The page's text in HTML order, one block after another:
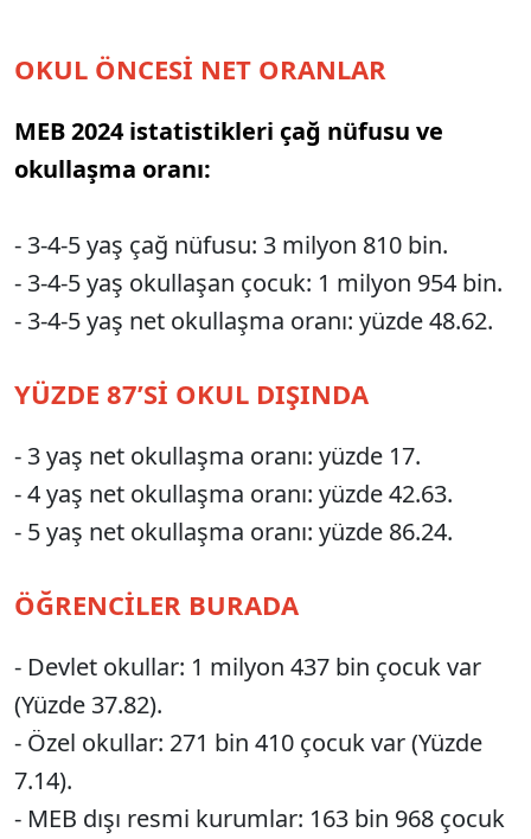
OKUL ÖNCESİ NET ORANLAR
MEB 2024 istatistikleri çağ nüfusu ve
okullaşma oranı:
- 3-4-5 yaş çağ nüfusu: 3 milyon 810 bin.
- 3-4-5 yaş okullaşan çocuk: 1 milyon 954 bin.
- 3-4-5 yaş net okullaşma oranı: yüzde 48.62.
YÜZDE 87’Sİ OKUL DIŞINDA
- 3 yaş net okullaşma oranı: yüzde 17.
- 4 yaş net okullaşma oranı: yüzde 42.63.
- 5 yaş net okullaşma oranı: yüzde 86.24.
ÖĞRENCİLER BURADA
- Devlet okullar: 1 milyon 437 bin çocuk var
(Yüzde 37.82).
- Özel okullar: 271 bin 410 çocuk var (Yüzde
7.14).
- MEB dışı resmi kurumlar: 163 bin 968 çocuk